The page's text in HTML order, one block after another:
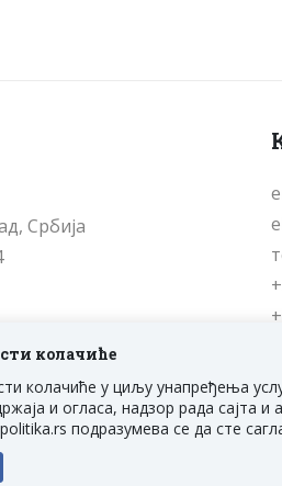
колачиће
колачиће у циљу унапређења
и огласа, надзор рада сајта
подразумева се да сте
Србија
Политика 1, Србија